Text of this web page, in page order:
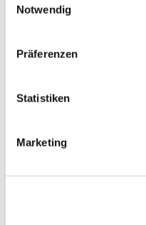
Notwendig
Präferenzen
Statistiken
Marketing